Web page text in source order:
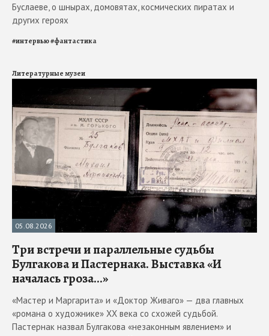
Буслаеве, о шнырах, домовятах, космических пиратах и
других героях
#интервью#фантастика
Литературные музеи
05.08.2026
Три встречи и параллельные судьбы
Булгакова и Пастернака. Выставка «И
началась гроза...»
«Мастер и Маргарита» и «Доктор Живаго» — два главных
«романа о художнике» ХХ века со схожей судьбой.
Пастернак назвал Булгакова «незаконным явлением» и